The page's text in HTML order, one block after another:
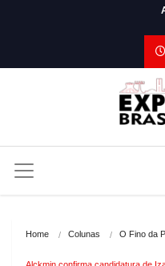
Home Colunas O Fino da